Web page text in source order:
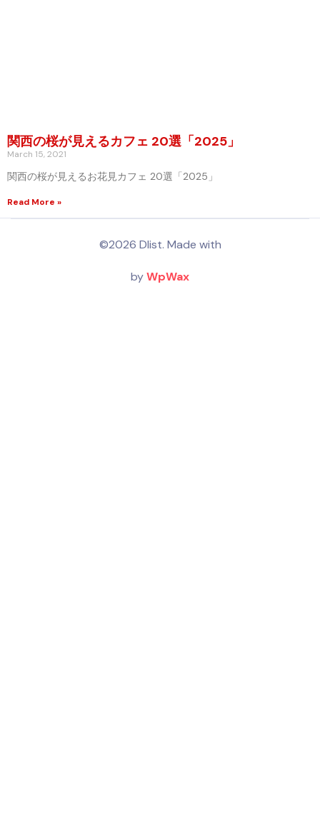
関西の桜が見えるカフェ 20選「2025」
March 15, 2021
関西の桜が見えるお花見カフェ 20選「2025」
Read More »
©2026 Dlist. Made with
byWpWax